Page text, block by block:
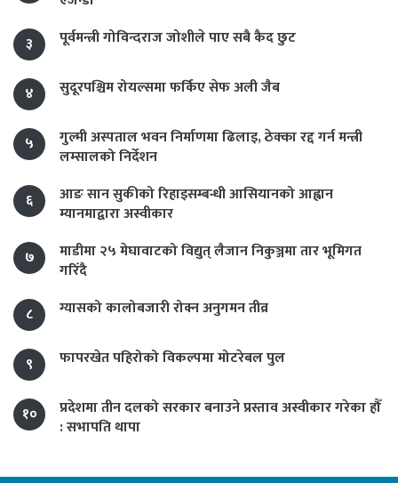
३
पूर्वमन्त्री गोविन्दराज जोशीले पाए सबै कैद छुट
४ सुदूरपश्चिम रोयल्समा फर्किए सेफ अली जैब
५
गुल्मी अस्पताल भवन निर्माणमा ढिलाइ, ठेक्का रद्द गर्न मन्त्री
लम्सालको निर्देशन
६
आङ सान सुकीको रिहाइसम्बन्धी आसियानको आह्वान
म्यानमाद्वारा अस्वीकार
७
माडीमा २५ मेघावाटको विद्युत् लैजान निकुञ्जमा तार भूमिगत
गरिँदै
८
ग्यासको कालोबजारी रोक्न अनुगमन तीव्र
९ फापरखेत पहिरोको विकल्पमा मोटरेबल पुल
१०
प्रदेशमा तीन दलको सरकार बनाउने प्रस्ताव अस्वीकार गरेका हौँ
: सभापति थापा